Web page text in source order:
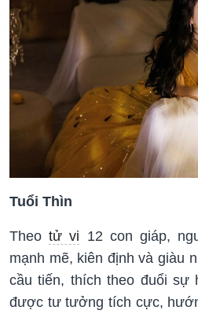
Tuổi Thìn
Theotử vi 12 con giáp,
mạnh mẽ, kiên định và giàu
cầu tiến, thích theo đuổi sự
được tư tưởng tích cực,